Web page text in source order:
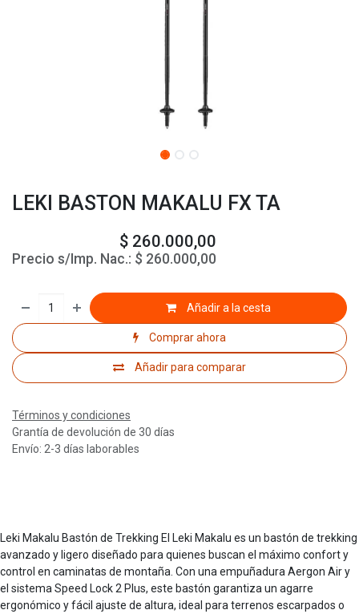
LEKI BASTON MAKALU FX TA
$ 260.000,00
Precio s/Imp. Nac.: $ 260.000,00
Añadir a la cesta
Comprar ahora
Añadir para comparar
Términos y condiciones
Grantía de devolución de 30 días
Envío: 2-3 días laborables
Leki Makalu Bastón de Trekking El Leki Makalu es un bastón de trekking
avanzado y ligero diseñado para quienes buscan el máximo confort y
control en caminatas de montaña. Con una empuñadura Aergon Air y
el sistema Speed Lock 2 Plus, este bastón garantiza un agarre
ergonómico y fácil ajuste de altura, ideal para terrenos escarpados o